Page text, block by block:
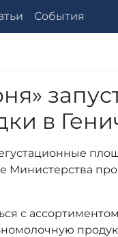
События
в
Министерства
с